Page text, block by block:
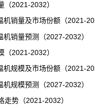
2021-2032）
量及市场份额（2021-
量预测（2027-2032）
2021-2032）
模及市场份额（2021-
模预测（2027-2032）
走势（2021-2032）